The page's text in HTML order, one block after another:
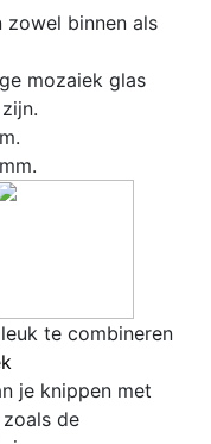
zowel binnen als
mozaiek glas
te combineren
je knippen met
de